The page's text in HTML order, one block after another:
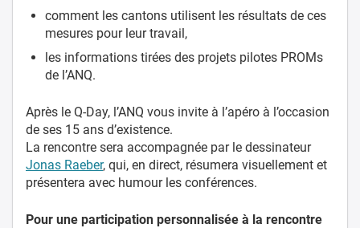
comment les cantons utilisent les résultats de ces
mesures pour leur travail,
les informations tirées des projets pilotes PROMs
de l’ANQ.
Après le Q-Day, l’ANQ vous invite à l’apéro à l’occasion
de ses 15 ans d’existence.
La rencontre sera accompagnée par le dessinateur
Jonas Raeber, qui, en direct, résumera visuellement et
présentera avec humour les conférences.
Pour une participation personnalisée à la rencontre